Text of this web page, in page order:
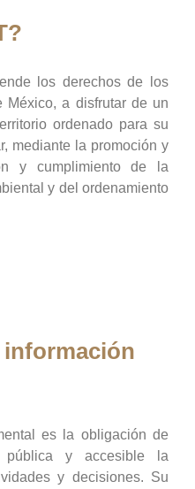
los derechos de los
México, a disfrutar de un
ordenado para su
mediante la promoción y
y cumplimiento de la
y del ordenamiento
información
es la obligación de
pública y accesible la
y decisiones. Su